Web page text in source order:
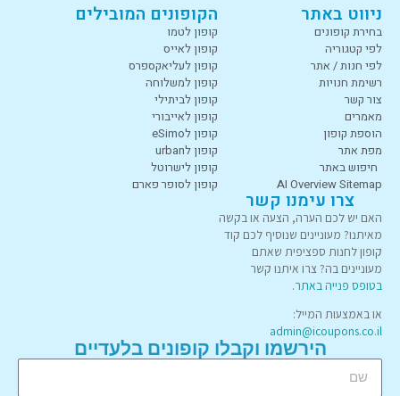
ניווט באתר
בחירת קופונים
לפי קטגוריה
לפי חנות / אתר
רשימת חנויות
צור קשר
מאמרים
הוספת קופון
מפת אתר
חיפוש באתר
AI Overview Sitemap
הקופונים המובילים
קופון לטמו
קופון לאייס
קופון לעליאקספרס
קופון למשלוחה
קופון לביתילי
קופון לאייבורי
קופון לeSimo
קופון לurban
קופון לישרוטל
קופון לסופר פארם
צרו עימנו קשר
האם יש לכם הערה, הצעה או בקשה
מאיתנו? מעוניינים שנוסיף לכם קוד
קופון לחנות ספציפית שאתם
מעוניינים בה? צרו איתנו קשר
בטופס פנייה באתר.
או באמצעות המייל:
admin@icoupons.co.il
הירשמו וקבלו קופונים בלעדיים